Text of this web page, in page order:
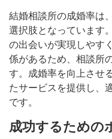
結婚相談所の成婚率は
選択肢となっています
の出会いが実現しやす
係があるため、相談所
す。成婚率を向上させ
たサービスを提供し、
です。
成功するための